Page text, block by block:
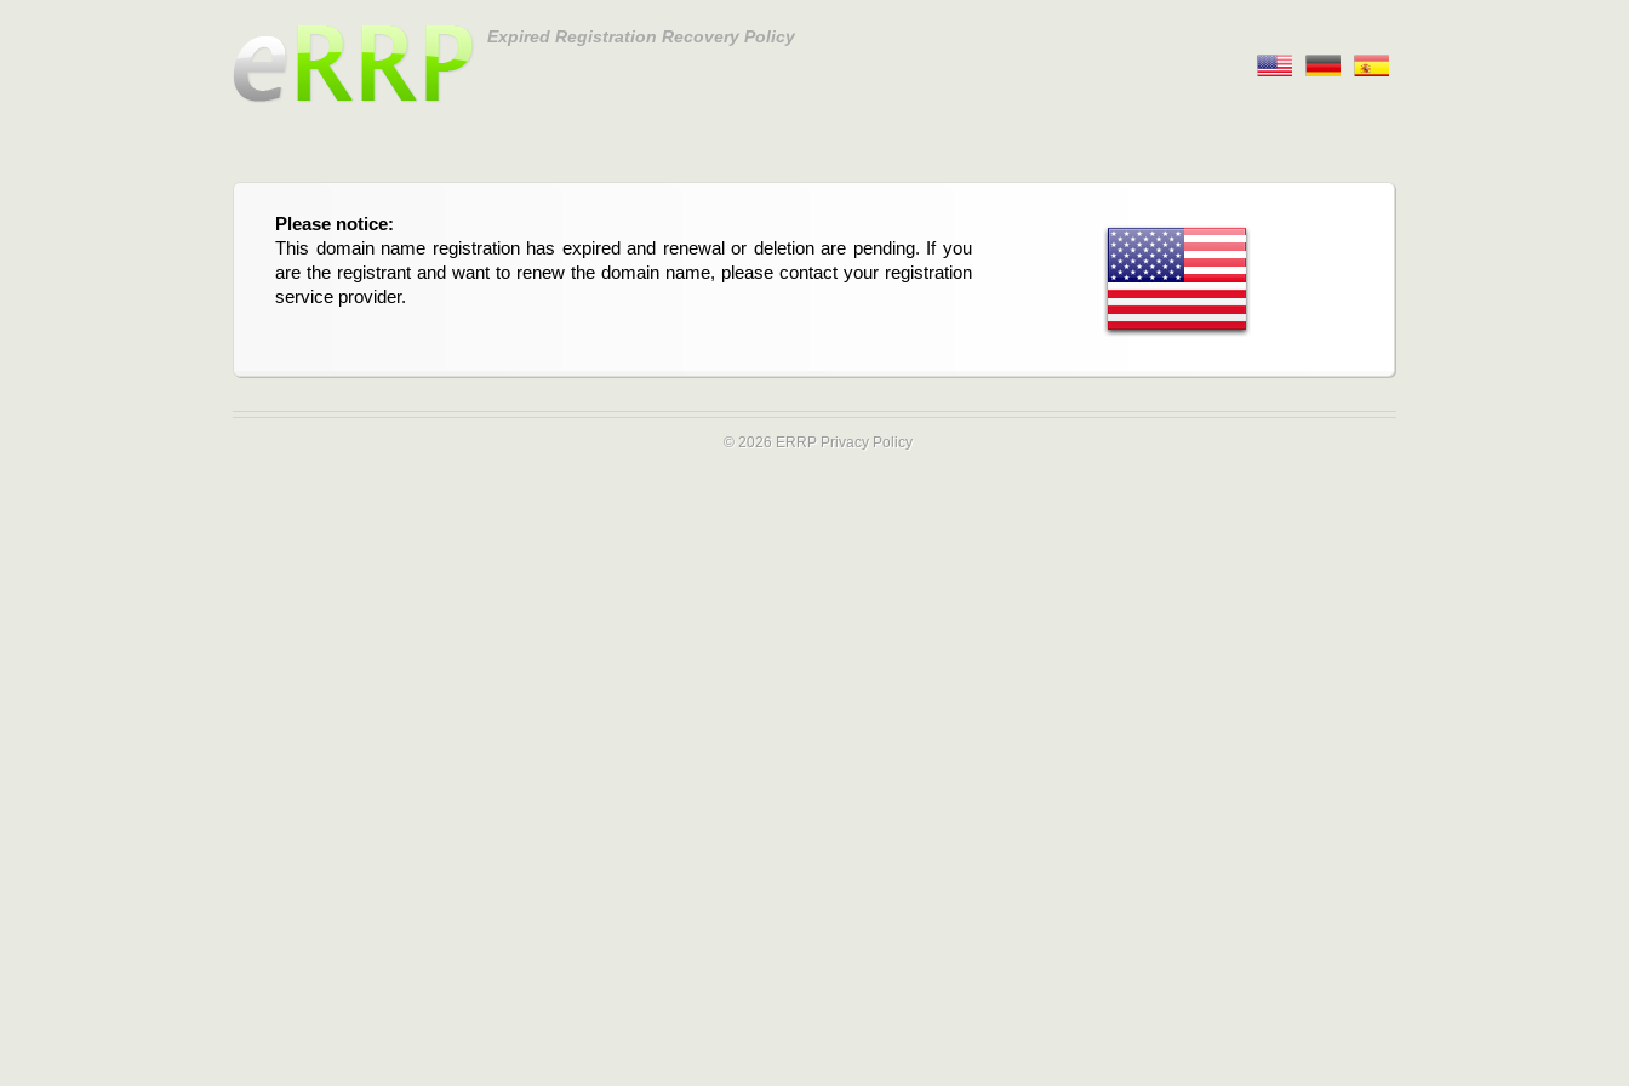
Expired Registration Recovery Policy
Please notice:
This domain name registration has expired and renewal or deletion are pending. If you
are the registrant and want to renew the domain name, please contact your registration
service provider.
Bitte beachten Sie:
Diese Domainregistrierung ist abgelaufen und die Verlängerung oder Löschung der
Domain stehen an. Wenn Sie der Registrant sind und die Domainregistrierung
verlängern möchten, kontaktieren Sie bitte Ihren Service-Provider.
© 2026 ERRP Privacy Policy